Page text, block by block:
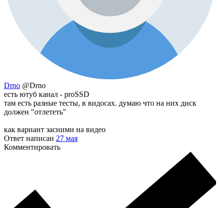
Drno @Drno
есть ютуб канал - proSSD
там есть разные тесты, в видосах. думаю что на них диск
должен "отлететь"
как вариант засними на видео
Ответ написан 27 мая
Комментировать